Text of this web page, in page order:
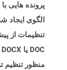
تنظیمات از
منظور تنظیم